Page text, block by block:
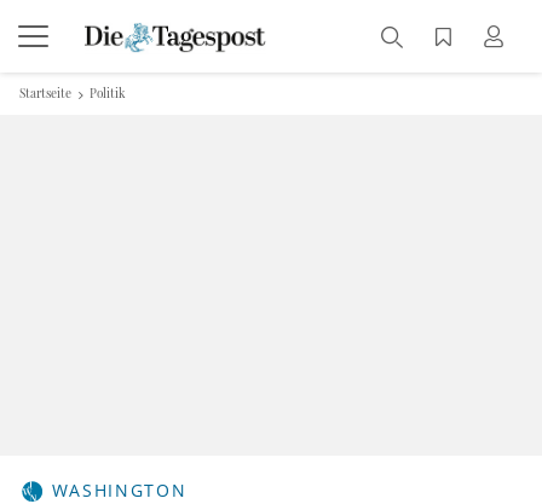
Startseite Politik
WASHINGTON